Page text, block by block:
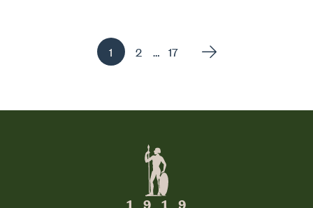
Sivu
1
, Aktiivinen sivu
Sivu
2 … Sivu
17